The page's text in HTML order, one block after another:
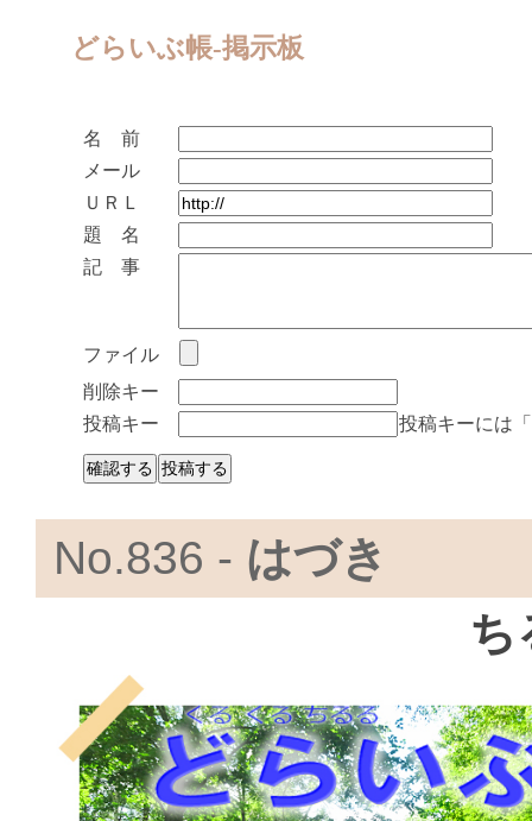
どらいぶ帳-掲示板
名 前
メール
ＵＲＬ
題 名
記 事
ファイル
削除キー
投稿キー
投稿キーには
No.836 - はづき
ち